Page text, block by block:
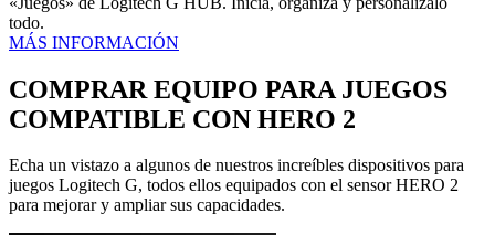
todo.
MÁS INFORMACIÓN
COMPRAR EQUIPO PARA JUEGOS
COMPATIBLE CON HERO 2
Echa un vistazo a algunos de nuestros increíbles dispositivos para
juegos Logitech G, todos ellos equipados con el sensor HERO 2
para mejorar y ampliar sus capacidades.